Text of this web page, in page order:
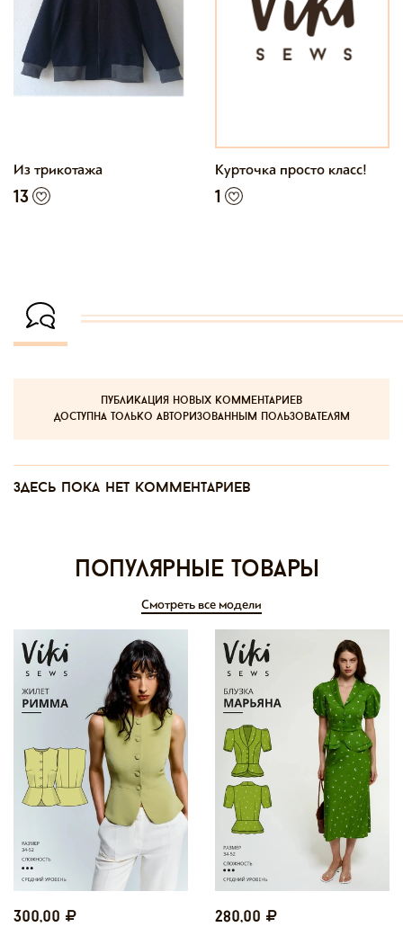
Из трикотажа
13
Курточка просто класс!
1
публикация новых комментариев
доступна только авторизованным пользователям
Здесь пока нет комментариев
Популярные товары
Смотреть все модели
300,00 280,00